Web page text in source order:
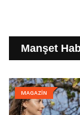
Manşet
MAGAZİN